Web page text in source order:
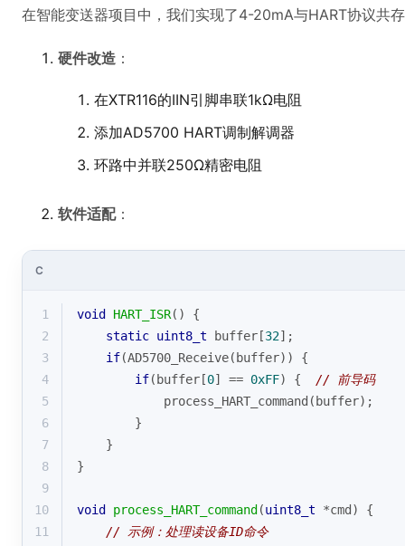
软件适配：
void HART_ISR
{
static uint8_t buffer[32];
(AD5700_Receive(buffer)) {
if (buffer[ 0] == 0xFF
6
        }
10
void process_HART_command
11
// 示例：处理读设备ID命令
12
if (cmd[1 ] == 0x00 && cmd[ 2 ] ==
13
uint8_t response[] = { 0x06 , 0x00,0x00
14
        AD5700_Transmit(response,
sizeof
15
16
这种设计使得传统4-20mA设备也能具备数字通信能力，
信号会引入约0.5mA纹波，高精度场合需做软件补偿。